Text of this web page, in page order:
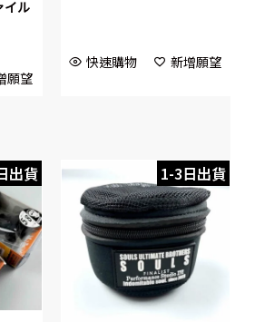
イル
願望
快速購物 新增願望
出貨 1-3日出貨